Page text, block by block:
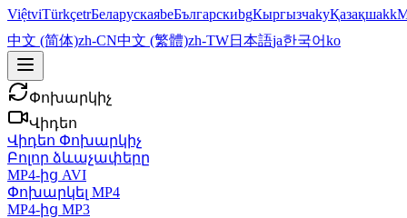
ViệtviTürkçetrБеларускаяbeБългарскиbgКыргызчаkyҚазақшаkk
中文 (简体)zh-CN中文 (繁體)zh-TW日本語ja한국어ko
Փոխարկիչ
Վիդեո
Վիդեո Փոխարկիչ
Բոլոր ձևաչափերը
MP4-ից AVI
Փոխարկել MP4
MP4-ից MP3